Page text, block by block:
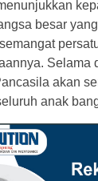
besar
Selama
akan
anak